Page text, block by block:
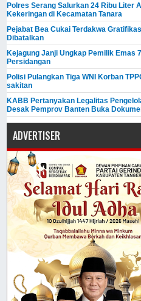
Polres Serang Salurkan 24 Ribu Liter
Kekeringan di Kecamatan Tanara
Pejabat Bea Cukai Terdakwa
Dibatalkan
Kejagung Janji Ungkap Pemilik Emas
Persidangan
Polisi Pulangkan Tiga WNI Korban
sakitan
KABB Pertanyakan Legalitas
Desak Pemprov Banten Buka
ADVERTISER